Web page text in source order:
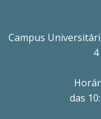
Campus
das